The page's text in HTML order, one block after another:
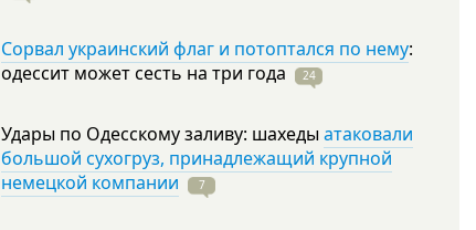
Сорвал украинский флаг и потоптался по нему:
одессит может сесть на три года 24
Удары по Одесскому заливу: шахеды атаковали
большой сухогруз, принадлежащий крупной
немецкой компании
7